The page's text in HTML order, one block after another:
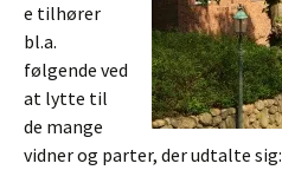
e tilhører
bl.a.
følgende ved
at lytte til
de mange
vidner og parter, der udtalte sig: